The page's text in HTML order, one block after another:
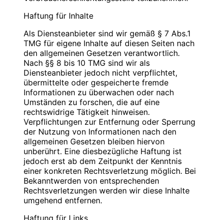
Blauweb.DE Internet-Solutions, Inhaber
Christan Hinzmann
Firmierung: BlauWeb.DE Internet-Solutions
Name: Christian Hinzmann
Strasse: Friedhofsweg 5
PLZ/Ort: 12529 Schönefeld
E-Mail: info@blauweb.de
Telefon: 03379 591001
Telefax: 03379 591 002
Mobil: 0176 277 50500
Umsatzsteuer-Identifikationsnummer gemäß §
27 a Umsatzsteuergesetz:
DE 283623660
Inhaber: Christian Hinzmann
Verantwortlich für den Inhalt nach § 55 Abs. 2
RStV:
Name: Christian Hinzmann
Strasse: Friedhofsweg 5
Name: Christian Hinzmann
Strasse: Friedhofsweg 5
PLZ/Ort: 12529 Schönefeld
E-Mail: info@blauweb.de
Mobil: 0176 277 50500
Cookies
Zur besseren Benutzerführung setzen wir Cookies
ein. Durch die Verwendung von Cookies wird die
Nutzung von Webseiten für den Nutzer vereinfacht.
Bestimmte Seiten sind ohne deren Einsatz nicht oder
nicht fehlerfrei aufrufbar. Diese Gründe stellen auch
das berechtigte Interesse für diese
Datenverarbeitung nach Art. 6 Abs. 1 lit. f DSGVO
dar (die Nutzung von Cookies zu Analysezwecken
wird in einem anderen Punkt behandelt). Gängige
Haftung für Inhalte
Als Diensteanbieter sind wir gemäß § 7 Abs.1
TMG für eigene Inhalte auf diesen Seiten nach
den allgemeinen Gesetzen verantwortlich.
Nach §§ 8 bis 10 TMG sind wir als
Diensteanbieter jedoch nicht verpflichtet,
übermittelte oder gespeicherte fremde
Informationen zu überwachen oder nach
Umständen zu forschen, die auf eine
rechtswidrige Tätigkeit hinweisen.
Verpflichtungen zur Entfernung oder Sperrung
der Nutzung von Informationen nach den
allgemeinen Gesetzen bleiben hiervon
unberührt. Eine diesbezügliche Haftung ist
jedoch erst ab dem Zeitpunkt der Kenntnis
einer konkreten Rechtsverletzung möglich. Bei
Bekanntwerden von entsprechenden
Rechtsverletzungen werden wir diese Inhalte
umgehend entfernen.
Haftung für Links